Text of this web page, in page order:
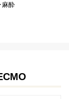
麻酔